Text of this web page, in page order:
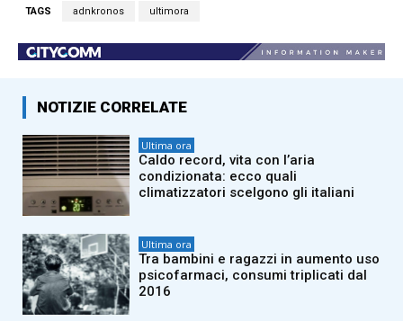
TAGS adnkronos ultimora
NOTIZIE CORRELATE
Ultima ora
Caldo record, vita con l’aria
condizionata: ecco quali
climatizzatori scelgono gli italiani
Ultima ora
Tra bambini e ragazzi in aumento uso
psicofarmaci, consumi triplicati dal
2016